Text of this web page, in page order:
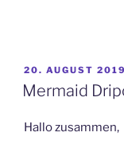
VERÖFFENTLICHT
AM
20. AUGUST 2019
Mermaid
Hallo zusammen,